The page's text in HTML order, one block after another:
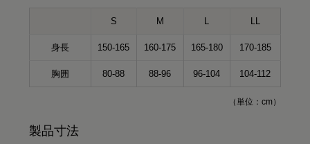
S M L LL
身長 150-165 160-175 165-180 170-185
胸囲 80-88 88-96 96-104 104-112
（単位：cm）
製品寸法